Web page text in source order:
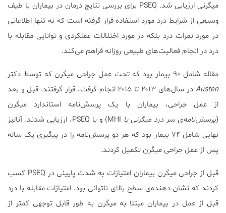
میگرنی ارزیابی شد. PSEQ برای بررسی نتایج درمان در بیماران با طیف
وسیعی از شرایط درد مورد استفاده قرار گرفته است که نه تنها اطلاعاتی
در مورد نمرات درد بلکه در مورد اختلالات عملکردی و توانایی مقابله با
درد در انجام فعالیت‌های طبیعی روزانه فراهم می‌کند.
مقاله شامل ۹۰ بیمار بود که تحت عمل جراحی میگرن که توسط دکتر
Austen
در سال‌های ۲۰۱۳ تا ۲۰۱۵ انجام گرفت، قرار گرفتند. قبل و بعد
از عمل جراحی، بیماران با یک پرسش‌نامه استاندارد میگرن
(پرسش‌نامه‌ی سر درد میگرنی یا
MHI) و با PSEQ، ارزیابی شدند. آنالیز
نهایی شامل ۷۴ بیمار بود که هر دو پرسش‌نامه را در پیگیری یک ساله
پس از عمل جراحی میگرن تکمیل کردند.
قبل از جراحی میگرن بیماران امتیازات به شدت پایینی در PSEQ کسب
کردند که نشان دهنده‌ی سطح بالای ناتوانی بود. امتیازات مقابله با درد
قبل از عمل در بیماران مبتلا به میگرن به طور قابل توجهی کمتر از